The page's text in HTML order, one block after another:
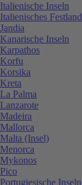
Italienische Inseln
Italienisches Festland
Jandia
Kanarische Inseln
Karpathos
Korfu
Korsika
Kreta
La Palma
Lanzarote
Madeira
Mallorca
Malta (Insel)
Menorca
Mykonos
Pico
Portugiesische Inseln